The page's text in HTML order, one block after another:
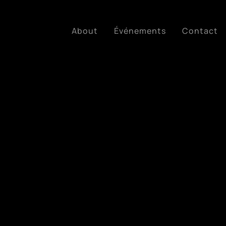
About Événements Contact